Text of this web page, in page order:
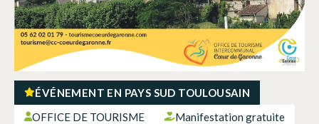
ÉVÉNEMENT EN PAYS SUD TOULOUSAIN
OFFICE DE TOURISME
Manifestation gratuite